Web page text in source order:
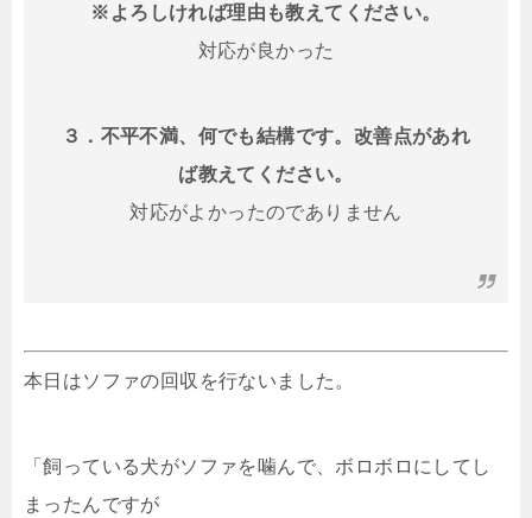
※よろしければ理由も教えてください。
対応が良かった
３．不平不満、何でも結構です。改善点があれ
ば教えてください。
対応がよかったのでありません
本日はソファの回収を行ないました。
「飼っている犬がソファを噛んで、ボロボロにしてし
まったんですが